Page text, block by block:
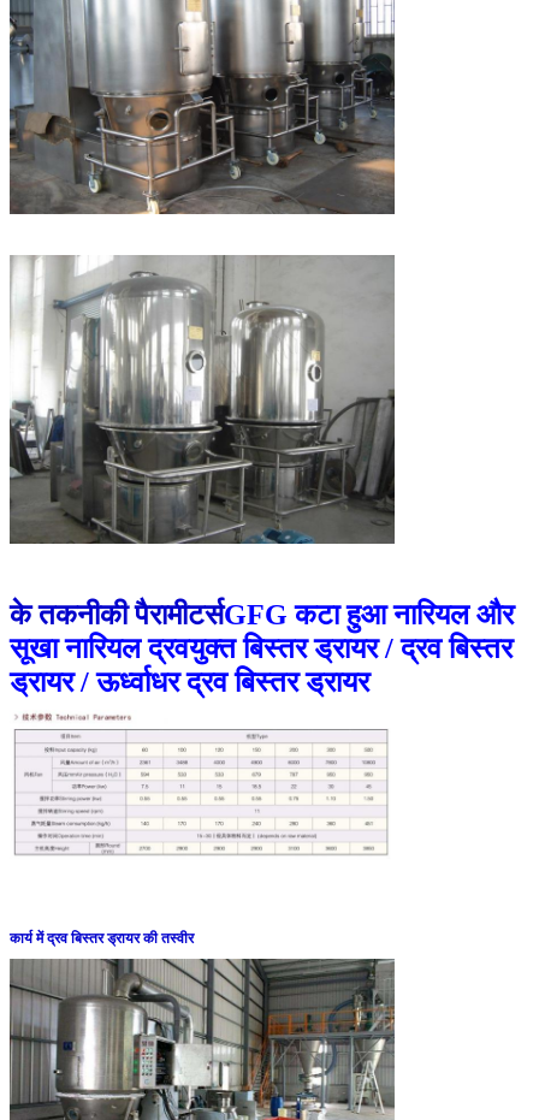
के तकनीकी पैरामीटर्सGFG कटा हुआ नारियल और
सूखा नारियल द्रवयुक्त बिस्तर ड्रायर / द्रव बिस्तर
ड्रायर / ऊर्ध्वाधर द्रव बिस्तर ड्रायर
कार्य में द्रव बिस्तर ड्रायर की तस्वीर